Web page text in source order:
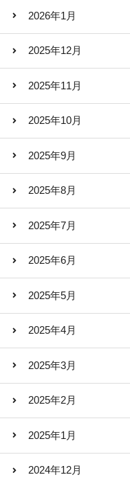
2026年1月
2025年12月
2025年11月
2025年10月
2025年9月
2025年8月
2025年7月
2025年6月
2025年5月
2025年4月
2025年3月
2025年2月
2025年1月
2024年12月